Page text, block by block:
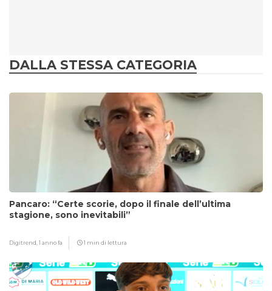
DALLA STESSA CATEGORIA
Pancaro: “Certe scorie, dopo il finale dell’ultima
stagione, sono inevitabili”
Digitrend,1 anno fa 1 min di lettura